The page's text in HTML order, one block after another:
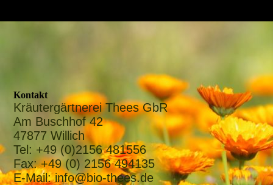
Kontakt
Kräutergärtnerei Thees GbR
Am Buschhof 42
47877 Willich
Tel: +49 (0)2156 481556
Fax: +49 (0) 2156 494135
E-Mail: info@bio-thees.de